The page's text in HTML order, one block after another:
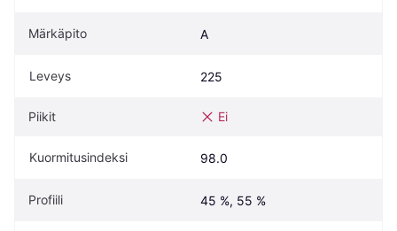
Märkäpito A
Leveys 225
Piikit Ei
Kuormitusindeksi 98.0
Profiili 45 %, 55 %